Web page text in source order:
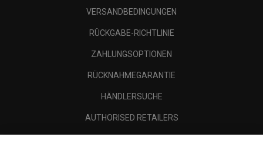
VERSANDBEDINGUNGEN
RÜCKGABE-RICHTLINIE
ZAHLUNGSOPTIONEN
RÜCKNAHMEGARANTIE
HÄNDLERSUCHE
AUTHORISED RETAILERS